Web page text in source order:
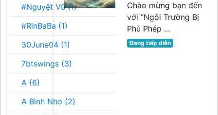
#Nguyệt Vũ (1)
#RinBaBa (1)
30June04 (1)
7btswings (3)
A (6)
A Bình Nho (2)
Chào mừng bạn đến
với “Ngôi Trường Bị
Phù Phép ...
Đang tiếp diễn